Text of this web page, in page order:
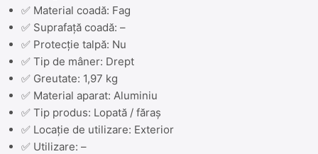
✅ Material coadă: Fag
✅ Suprafață coadă: –
✅ Protecție talpă: Nu
✅ Tip de mâner: Drept
✅ Greutate: 1,97 kg
✅ Material aparat: Aluminiu
✅ Tip produs: Lopată / făraș
✅ Locație de utilizare: Exterior
✅ Utilizare: –